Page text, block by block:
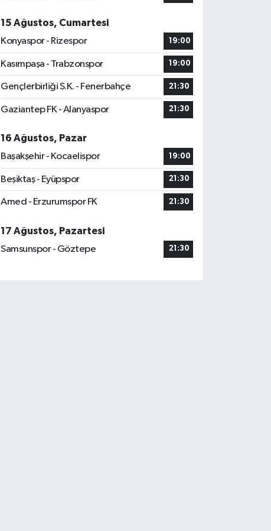
15 Ağustos, Cumartesi
Konyaspor - Rizespor
19:00
Kasımpaşa - Trabzonspor 19:00
Gençlerbirliği S.K. - Fenerbahçe 21:30
Gaziantep FK - Alanyaspor 21:30
16 Ağustos, Pazar
Başakşehir - Kocaelispor
19:00
Beşiktaş - Eyüpspor 21:30
Amed - Erzurumspor FK 21:30
17 Ağustos, Pazartesi
Samsunspor - Göztepe
21:30